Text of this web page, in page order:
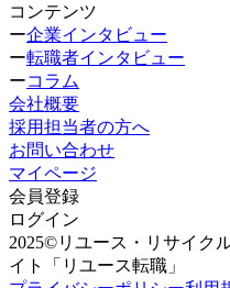
コンテンツ
ー企業インタビュー
ー転職者インタビュー
ーコラム
会社概要
採用担当者の方へ
お問い合わせ
マイページ
会員登録
ログイン
2025©リユース・リサイク
イト「リユース転職」